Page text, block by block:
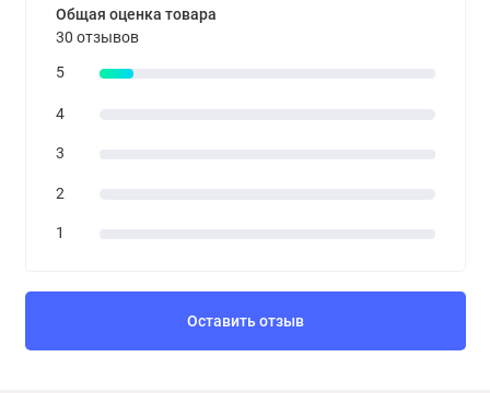
Общая оценка товара
30 отзывов
5
4
3
2
1
Оставить отзыв